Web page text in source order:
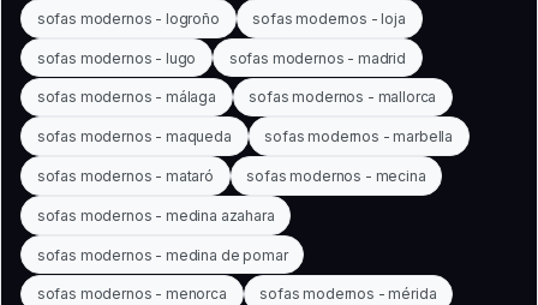
sofas modernos - logroño sofas modernos - loja
sofas modernos - lugo sofas modernos - madrid
sofas modernos - málaga sofas modernos - mallorca
sofas modernos - maqueda sofas modernos - marbella
sofas modernos - mataró sofas modernos - mecina
sofas modernos - medina azahara
sofas modernos - medina de pomar
sofas modernos - menorca sofas modernos - mérida